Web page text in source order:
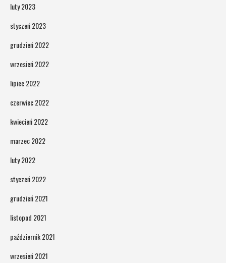
luty 2023
styczeń 2023
grudzień 2022
wrzesień 2022
lipiec 2022
czerwiec 2022
kwiecień 2022
marzec 2022
luty 2022
styczeń 2022
grudzień 2021
listopad 2021
październik 2021
wrzesień 2021